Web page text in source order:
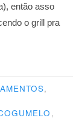
então asso
o grill pra
,
,